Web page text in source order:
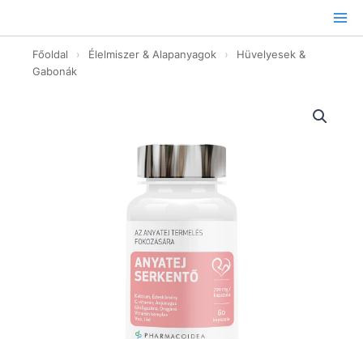
tartalomhoz
Főoldal › Élelmiszer & Alapanyagok ›
Hüvelyesek &
Gabonák